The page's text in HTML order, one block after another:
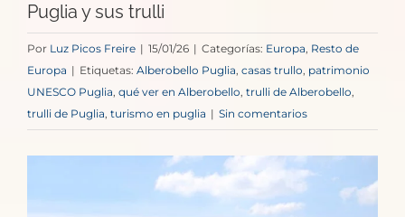
Puglia y sus trulli
Por Luz Picos Freire | 15/01/26 | Categorías: Europa, Resto de
Europa | Etiquetas: Alberobello Puglia, casas trullo, patrimonio
UNESCO Puglia, qué ver en Alberobello, trulli de Alberobello,
trulli de Puglia, turismo en puglia | Sin comentarios